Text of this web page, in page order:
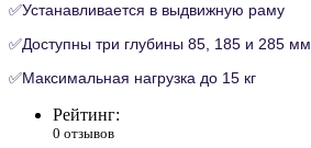
✅Устанавливается в выдвижную раму
✅Доступны три глубины 85, 185 и 285 мм
✅Максимальная нагрузка до 15 кг
Рейтинг:
0 отзывов